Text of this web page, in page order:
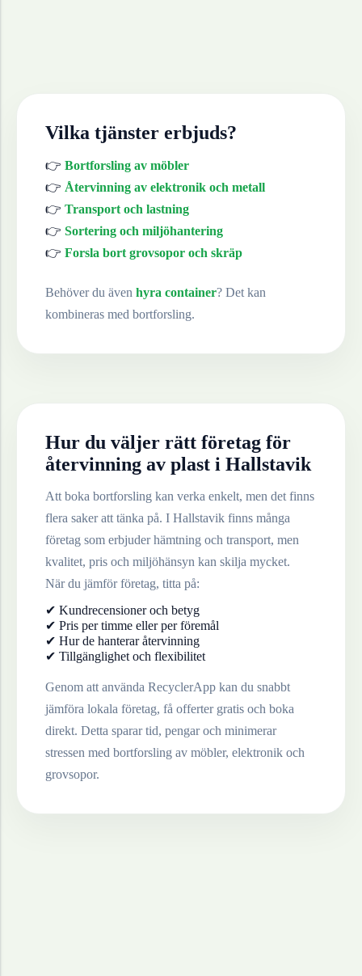
Vilka tjänster erbjuds?
👉 Bortforsling av möbler
👉 Återvinning av elektronik och metall
👉 Transport och lastning
👉 Sortering och miljöhantering
👉 Forsla bort grovsopor och skräp
Behöver du även hyra container? Det kan
kombineras med bortforsling.
Hur du väljer rätt företag för
återvinning av plast i Hallstavik
Att boka bortforsling kan verka enkelt, men det finns
flera saker att tänka på. I Hallstavik finns många
företag som erbjuder hämtning och transport, men
kvalitet, pris och miljöhänsyn kan skilja mycket.
När du jämför företag, titta på:
✔ Kundrecensioner och betyg
✔ Pris per timme eller per föremål
✔ Hur de hanterar återvinning
✔ Tillgänglighet och flexibilitet
Genom att använda RecyclerApp kan du snabbt
jämföra lokala företag, få offerter gratis och boka
direkt. Detta sparar tid, pengar och minimerar
stressen med bortforsling av möbler, elektronik och
grovsopor.